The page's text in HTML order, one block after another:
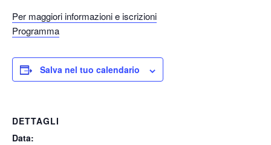
Per maggiori informazioni e iscrizioni
Programma
Salva nel tuo calendario
DETTAGLI
Data: